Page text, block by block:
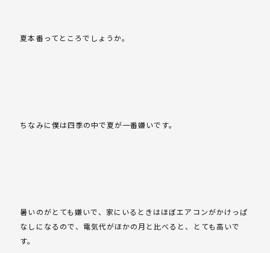
夏本番ってところでしょうか。
ちなみに僕は四季の中で夏が一番嫌いです。
暑いのがとても嫌いで、家にいるときはほぼエアコンがかけっぱ
なしになるので、電気代がほかの月と比べると、とても高いで
す。